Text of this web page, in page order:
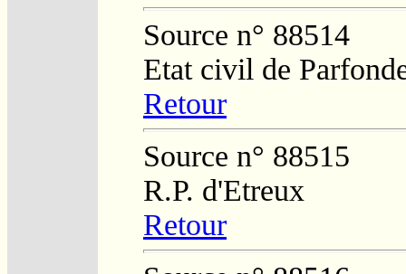
Source n° 88514
Etat civil de
Retour
Source n° 88515
R.P. d'Etreux
Retour